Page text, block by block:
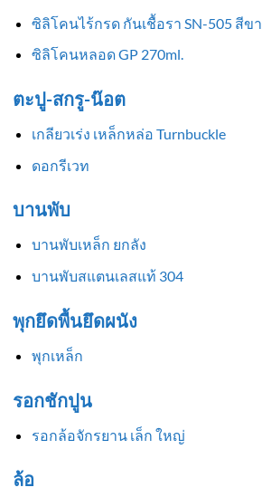
ซิลิโคนไร้กรด กันเชื้อรา SN-505 สีข
ซิลิโคนหลอด GP 270ml.
ตะปู-สกรู-น๊อต
เกลียวเร่ง เหล็กหล่อ Turnbuckle
ดอกรีเวท
บานพับ
บานพับเหล็ก ยกลัง
บานพับสแตนเลสแท้ 304
พุกยึดพื้นยึดผนัง
พุกเหล็ก
รอกชักปูน
รอกล้อจักรยาน เล็ก ใหญ่
ล้อ